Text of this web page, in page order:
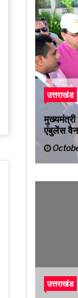
उत्तराखंड
मुख्यमंत्री
एंबुलेंस वैन
दिखाकर
उत्तराखंड